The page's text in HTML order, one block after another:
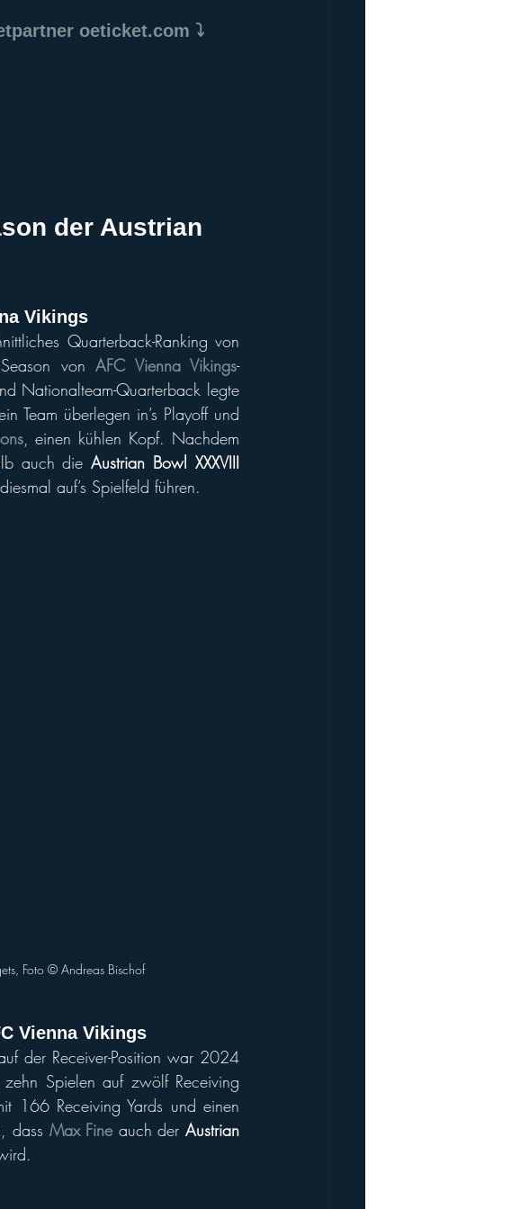
oeticket.com ⤵️
der Austrian
Vikings
Quarterback-Ranking von
von AFC Vienna Vikings-
Nationalteam-Quarterback legte
Team überlegen in’s Playoff und
, einen kühlen Kopf. Nachdem
auch die Austrian Bowl XXXVIII
auf’s Spielfeld führen.
Foto ©️ Andreas Bischof
Vienna Vikings
der Receiver-Position war 2024
Spielen auf zwölf Receiving
166 Receiving Yards und einen
dass Max Fine auch der Austrian